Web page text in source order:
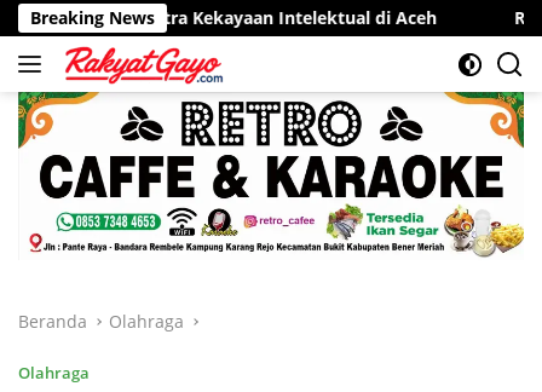
Langsung
ke
konten
Breaking News
Kekayaan Intelektual di Aceh RSUD Munyang
Beranda Olahraga
Olahraga